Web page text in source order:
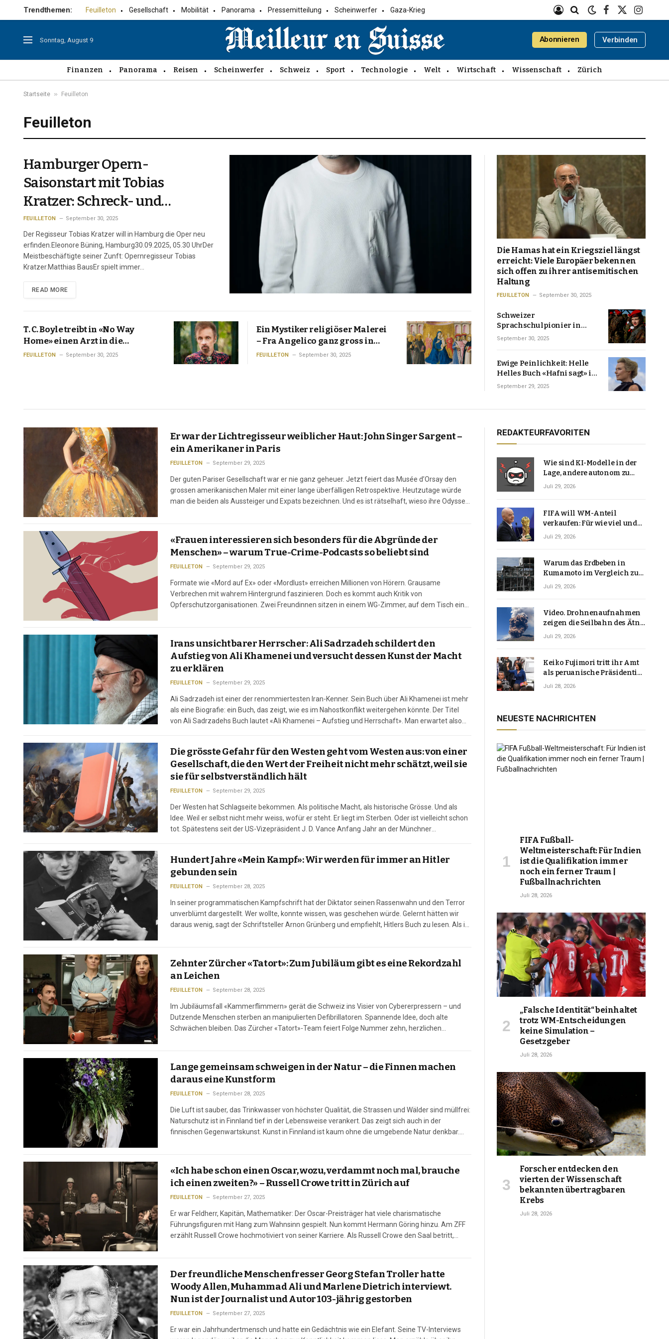
Trendthemen: Feuilleton Gesellschaft Mobilität Panorama Pressemitteilung Scheinwerfer Gaza-Krieg
Facebook
X
Sonntag, August 9 Abonnieren Verbinden
Finanzen Panorama Reisen Scheinwerfer Schweiz Sport Technologie Welt Wirtschaft Wissenschaft Zürich
Startseite » Feuilleton
Feuilleton
Hamburger Opern-
Saisonstart mit Tobias
Kratzer: Schreck- und
Glückssekunden
FEUILLETON September 30, 2025
Der Regisseur Tobias Kratzer will in Hamburg die Oper neu
erfinden.Eleonore Büning, Hamburg30.09.2025, 05.30 UhrDer
Meistbeschäftigte seiner Zunft: Opernregisseur Tobias
Kratzer.Matthias BausEr spielt immer…
READ MORE
T. C. Boyle treibt in «No Way
Home» einen Arzt in die
Existenzkrise
FEUILLETON September 30, 2025
Ein Mystiker religiöser Malerei
– Fra Angelico ganz gross in
Florenz
FEUILLETON September 30, 2025
Die Hamas hat ein Kriegsziel längst
erreicht: Viele Europäer bekennen
sich offen zu ihrer antisemitischen
Haltung
FEUILLETON September 30, 2025
Schweizer
Sprachschulpionier in
Russland: «Auch ich musste
September 30, 2025
Ewige Peinlichkeit: Helle
Helles Buch «Hafni sagt» ist
ein grosser Roman in
September 29, 2025
Er war der Lichtregisseur weiblicher Haut: John Singer Sargent –
ein Amerikaner in Paris
FEUILLETON September 29, 2025
Der guten Pariser Gesellschaft war er nie ganz geheuer. Jetzt feiert das Musée d’Orsay den
grossen amerikanischen Maler mit einer lange überfälligen Retrospektive. Heutzutage würde
man die beiden als Aussteiger und Expats bezeichnen. Und es ist rätselhaft, wieso ihre Odyssee
«Frauen interessieren sich besonders für die Abgründe der
Menschen» – warum True-Crime-Podcasts so beliebt sind
FEUILLETON September 29, 2025
Formate wie «Mord auf Ex» oder «Mordlust» erreichen Millionen von Hörern. Grausame
Verbrechen mit wahrem Hintergrund faszinieren. Doch es kommt auch Kritik von
Opferschutzorganisationen. Zwei Freundinnen sitzen in einem WG-Zimmer, auf dem Tisch eine
Irans unsichtbarer Herrscher: Ali Sadrzadeh schildert den
Aufstieg von Ali Khamenei und versucht dessen Kunst der Macht
zu erklären
FEUILLETON September 29, 2025
Ali Sadrzadeh ist einer der renommiertesten Iran-Kenner. Sein Buch über Ali Khamenei ist mehr
als eine Biografie: ein Buch, das zeigt, wie es im Nahostkonflikt weitergehen könnte. Der Titel
von Ali Sadrzadehs Buch lautet «Ali Khamenei – Aufstieg und Herrschaft». Man erwartet also
Die grösste Gefahr für den Westen geht vom Westen aus: von einer
Gesellschaft, die den Wert der Freiheit nicht mehr schätzt, weil sie
sie für selbstverständlich hält
FEUILLETON September 29, 2025
Der Westen hat Schlagseite bekommen. Als politische Macht, als historische Grösse. Und als
Idee. Weil er selbst nicht mehr weiss, wofür er steht. Er liegt im Sterben. Oder ist vielleicht schon
tot. Spätestens seit der US-Vizepräsident J. D. Vance Anfang Jahr an der Münchner
Hundert Jahre «Mein Kampf»: Wir werden für immer an Hitler
gebunden sein
FEUILLETON September 28, 2025
In seiner programmatischen Kampfschrift hat der Diktator seinen Rassenwahn und den Terror
unverblümt dargestellt. Wer wollte, konnte wissen, was geschehen würde. Gelernt hätten wir
daraus wenig, sagt der Schriftsteller Arnon Grünberg und empfiehlt, Hitlers Buch zu lesen. Als im
Zehnter Zürcher «Tatort»: Zum Jubiläum gibt es eine Rekordzahl
an Leichen
FEUILLETON September 28, 2025
Im Jubiläumsfall «Kammerflimmern» gerät die Schweiz ins Visier von Cybererpressern – und
Dutzende Menschen sterben an manipulierten Defibrillatoren. Spannende Idee, doch alte
Schwächen bleiben. Das Zürcher «Tatort»-Team feiert Folge Nummer zehn, herzlichen
Lange gemeinsam schweigen in der Natur – die Finnen machen
daraus eine Kunstform
FEUILLETON September 28, 2025
Die Luft ist sauber, das Trinkwasser von höchster Qualität, die Strassen und Wälder sind müllfrei:
Naturschutz ist in Finnland tief in der Lebensweise verankert. Das zeigt sich auch in der
finnischen Gegenwartskunst. Kunst in Finnland ist kaum ohne die umgebende Natur denkbar.
«Ich habe schon einen Oscar, wozu, verdammt noch mal, brauche
ich einen zweiten?» – Russell Crowe tritt in Zürich auf
FEUILLETON September 27, 2025
Er war Feldherr, Kapitän, Mathematiker: Der Oscar-Preisträger hat viele charismatische
Führungsfiguren mit Hang zum Wahnsinn gespielt. Nun kommt Hermann Göring hinzu. Am ZFF
erzählt Russell Crowe hochmotiviert von seiner Karriere. Als Russell Crowe den Saal betritt,
Der freundliche Menschenfresser Georg Stefan Troller hatte
Woody Allen, Muhammad Ali und Marlene Dietrich interviewt.
Nun ist der Journalist und Autor 103-jährig gestorben
FEUILLETON September 27, 2025
Er war ein Jahrhundertmensch und hatte ein Gedächtnis wie ein Elefant. Seine TV-Interviews
REDAKTEURFAVORITEN
Wie sind KI-Modelle in der
Lage, andere autonom zu
hacken? | Technologie-News
Juli 29, 2026
FIFA will WM-Anteil
verkaufen: Für wie viel und
warum macht Gianni
Juli 29, 2026
Warum das Erdbeben in
Kumamoto im Vergleich zu
den meisten Erdbeben, die
Juli 29, 2026
Video. Drohnenaufnahmen
zeigen die Seilbahn des Ätna
über einer Vulkanlandschaft
Juli 29, 2026
Keiko Fujimori tritt ihr Amt
als peruanische Präsidentin
an und verspricht, das
Juli 28, 2026
NEUESTE NACHRICHTEN
FIFA Fußball-
Weltmeisterschaft: Für Indien
ist die Qualifikation immer
noch ein ferner Traum |
Fußballnachrichten
Juli 28, 2026
„Falsche Identität“ beinhaltet
trotz WM-Entscheidungen
keine Simulation –
Gesetzgeber
Juli 28, 2026
Forscher entdecken den
vierten der Wissenschaft
bekannten übertragbaren
Krebs
Juli 28, 2026